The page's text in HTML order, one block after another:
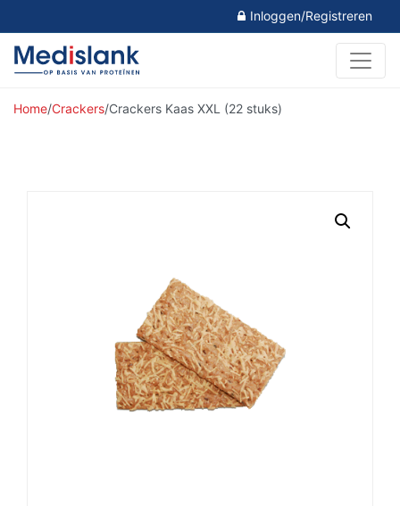
Inloggen/Registreren
Home/Crackers/Crackers Kaas XXL (22 stuks)